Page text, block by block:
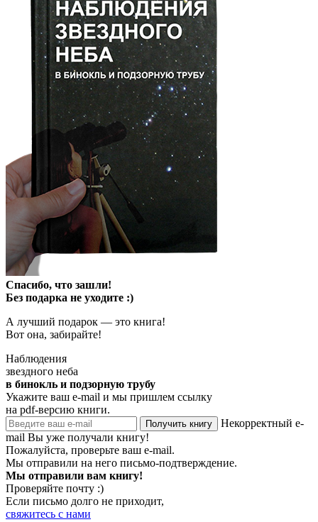
Спасибо, что зашли!
Без подарка не уходите :)
А лучший подарок — это книга!
Вот она, забирайте!
Наблюдения
звездного неба
в бинокль и подзорную трубу
Укажите ваш e-mail и мы пришлем ссылку
на pdf-версию книги.
Получить книгу
Некорректный e-
mail Вы уже получали книгу!
Пожалуйста, проверьте ваш e-mail.
Мы отправили на него письмо-подтверждение.
Мы отправили вам книгу!
Проверяйте почту :)
Если письмо долго не приходит,
свяжитесь с нами